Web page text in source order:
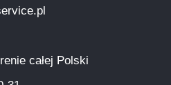
całej Polski